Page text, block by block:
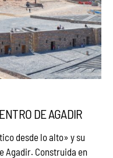
DE AGADIR
desde lo alto» y su
Agadir. Construida en